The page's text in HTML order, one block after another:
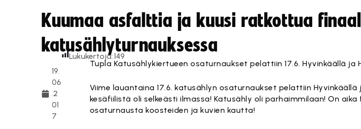
Kuumaa asfalttia ja kuusi ratkottua
katusählyturnauksessa
19.
06
.2
01
7
Lukukertoja:149
Tupla Katusählykiertueen osaturnaukset pelattiin 17.6. Hyvinkäällä ja
Viime lauantaina 17.6. katusählyn osaturnaukset pelattiin Hyvinkäällä
kesäfiilistä oli selkeästi ilmassa! Katusähly oli parhaimmilaan! On
osaturnausta koosteiden ja kuvien kautta!